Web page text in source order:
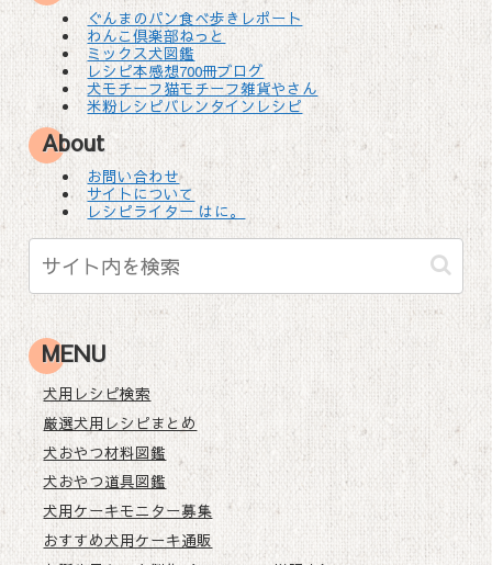
ぐんまのパン食べ歩きレポート
わんこ倶楽部ねっと
ミックス犬図鑑
レシピ本感想700冊ブログ
犬モチーフ猫モチーフ雑貨やさん
米粉レシピバレンタインレシピ
About
お問い合わせ
サイトについて
レシピライター はに。
MENU
犬用レシピ検索
厳選犬用レシピまとめ
犬おやつ材料図鑑
犬おやつ道具図鑑
犬用ケーキモニター募集
おすすめ犬用ケーキ通販